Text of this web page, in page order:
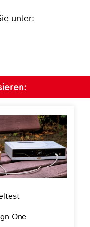
unter:
One